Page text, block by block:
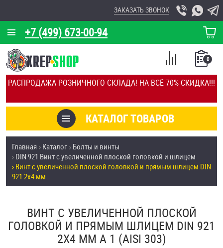
РАСПРОДАЖА РОЗНИЧНОГО СКЛАДА! НА ВСЁ 70% СКИДКА!!!
+7 (499) 673-00-94
ЗАКАЗАТЬ ЗВОНОК
КОРЗИНА
О КОМПАНИИ
КАЛЬКУЛЯТОР
ОТЗЫВЫ
УСЛУГИ
СКИДКИ
ПОКУПАТЕЛЯМ
ОПЛАТА И ДОСТАВКА
КАТАЛОГ ТОВАРОВ
0
СПИСОК
СРАВНЕНИЕ
Товары со скидкой
Анкеры
Антивандальный крепёж, инструмент
Болты и винты
Главная Каталог Болты и винты
DIN 921 Винт с увеличенной плоской головкой и шлицем
Винт с увеличенной плоской головкой и прямым шлицем DIN
921 2х4 мм
ВИНТ С УВЕЛИЧЕННОЙ ПЛОСКОЙ
ГОЛОВКОЙ И ПРЯМЫМ ШЛИЦЕМ DIN 921
2Х4 ММ А 1 (AISI 303)